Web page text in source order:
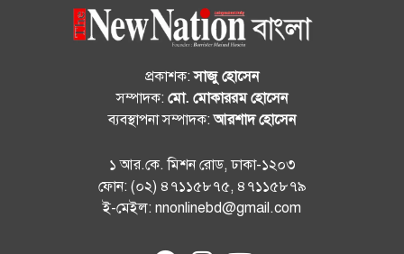
প্রকাশক:সাজু হোসেন
সম্পাদক: মো. মোকাররম হোসেন
ব্যবস্থাপনা সম্পাদক:আরশাদ হোসেন
১ আর.কে. মিশন রোড, ঢাকা-১২০৩
ফোন: (০২) ৪৭১১৫৮৭৫, ৪৭১১৫৮৭৯
ই-মেইল: nnonlinebd@gmail.com